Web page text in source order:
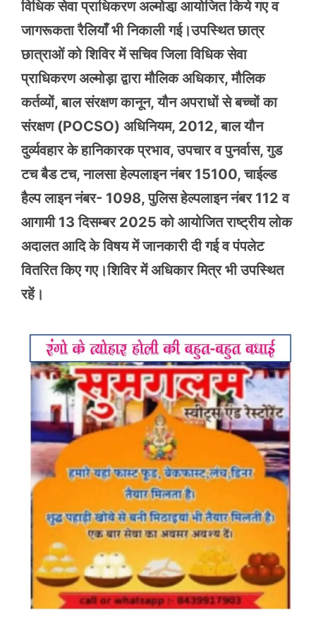
विधिक सेवा प्राधिकरण अल्मोडा़ आयोजित किये गए व
जागरूकता रैलियाँ भी निकाली गई।उपस्थित छात्र
छात्राओं को शिविर में सचिव जिला विधिक सेवा
प्राधिकरण अल्मोड़ा द्वारा मौलिक अधिकार, मौलिक
कर्तव्यों, बाल संरक्षण कानून, यौन अपराधों से बच्चों का
संरक्षण (POCSO) अधिनियम, 2012, बाल यौन
दुर्व्यवहार के हानिकारक प्रभाव, उपचार व पुनर्वास, गुड
टच बैड टच, नालसा हेल्पलाइन नंबर 15100, चाईल्ड
हैल्प लाइन नंबर- 1098, पुलिस हेल्पलाइन नंबर 112 व
आगामी 13 दिसम्बर 2025 को आयोजित राष्ट्रीय लोक
अदालत आदि के विषय में जानकारी दी गई व पंपलेट
वितरित किए गए।शिविर में अधिकार मित्र भी उपस्थित
रहें। ‎